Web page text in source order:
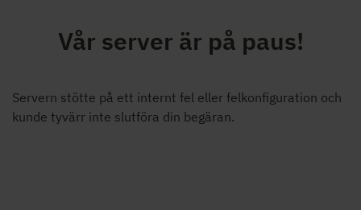
Vår server är på paus!
Servern stötte på ett internt fel eller felkonfiguration och
kunde tyvärr inte slutföra din begäran.